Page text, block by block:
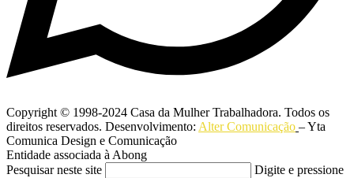
Copyright © 1998-2024 Casa da Mulher Trabalhadora. Todos os
direitos reservados. Desenvolvimento: Alter Comunicação – Yta
Comunica Design e Comunicação
Entidade associada à Abong
Pesquisar neste site
Digite e pressione